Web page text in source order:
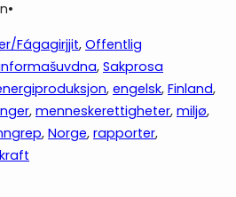
•
Fágagirjjit, Offentlig
, Sakprosa
, engelsk, Finland
, menneskerettigheter, miljø
, Norge, rapporter